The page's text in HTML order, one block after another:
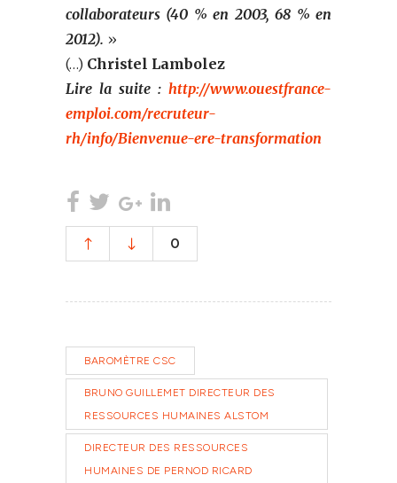
collaborateurs (40 % en 2003, 68 % en
2012). »
(…) Christel Lambolez
Lire la suite : http://www.ouestfrance-
emploi.com/recruteur-
rh/info/Bienvenue-ere-transformation
0
BAROMÈTRE CSC
BRUNO GUILLEMET DIRECTEUR DES
RESSOURCES HUMAINES ALSTOM
DIRECTEUR DES RESSOURCES
HUMAINES DE PERNOD RICARD